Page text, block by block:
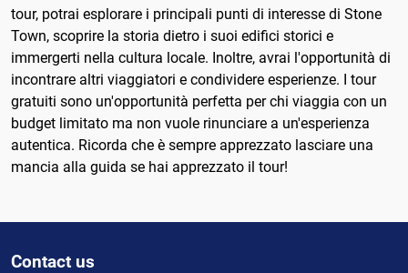
tour, potrai esplorare i principali punti di interesse di Stone
Town, scoprire la storia dietro i suoi edifici storici e
immergerti nella cultura locale. Inoltre, avrai l'opportunità di
incontrare altri viaggiatori e condividere esperienze. I tour
gratuiti sono un'opportunità perfetta per chi viaggia con un
budget limitato ma non vuole rinunciare a un'esperienza
autentica. Ricorda che è sempre apprezzato lasciare una
mancia alla guida se hai apprezzato il tour!
Contact us